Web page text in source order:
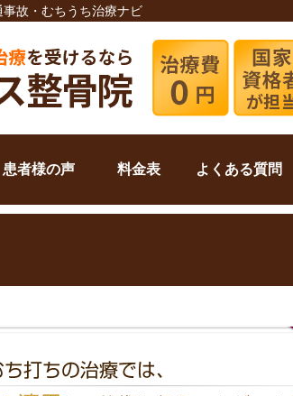
故・むちうち治療ナビ
患者様の声 料金表 よくある質問